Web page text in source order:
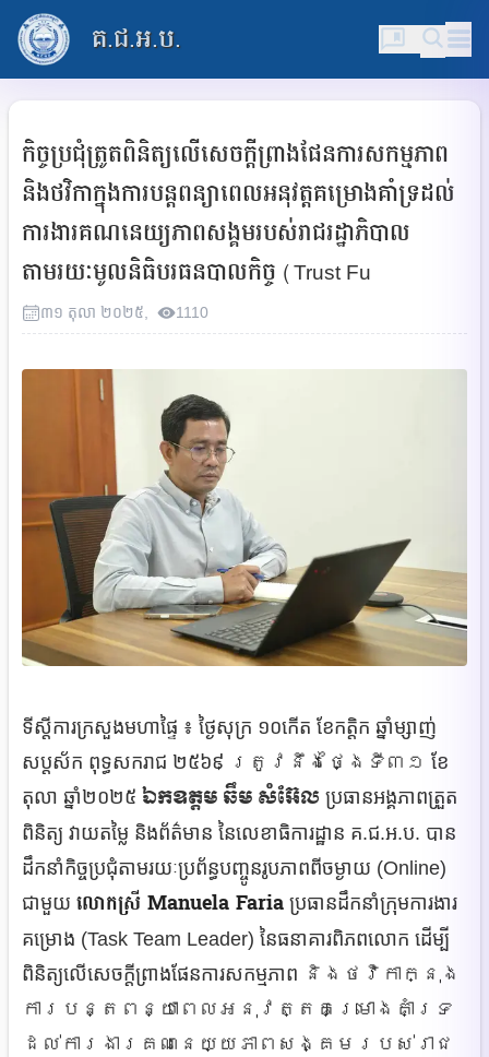
គ.ជ.អ.ប.
កិច្ចប្រជុំត្រូតពិនិត្យលើសេចក្តីព្រាងផែនការសកម្មភាព​
និង​ថវិកា​ក្នុងការ​បន្ត​ពន្យាពេល​អនុវត្ត​គម្រោង​គាំទ្រ​ដល់​
ការងារ​គណនេយ្យភាព​សង្គម​របស់​រាជរដ្ឋាភិបាល​
តាមរយៈ​មូលនិធិបរធនបាលកិច្ច (Trust Fu
៣១ តុលា ២០២៥ 1110
ទីស្តីការក្រសួងមហាផ្ទៃ ៖ ថ្ងៃសុក្រ ១០កើត ខែកត្តិក ឆ្នាំម្សាញ់
សប្តស័ក ពុទ្ធសករាជ ២៥៦៩ ត្រូវនឹងថ្ងៃទី៣១ ខែ
តុលា ឆ្នាំ២០២៥ ឯកឧត្តម ឆឹម សំអ៊ែល ប្រធានអង្គភាពត្រួត
ពិនិត្យ វាយតម្លៃ និងព័ត៌មាន នៃលេខាធិការដ្ឋាន គ.ជ.អ.ប. បាន
ដឹកនាំកិច្ចប្រជុំតាមរយៈប្រព័ន្ធបញ្ចូនរូបភាពពីចម្ងាយ (Online)
ជាមួយ លោកស្រី Manuela Faria ប្រធានដឹកនាំក្រុមការងារ
គម្រោង (Task Team Leader) នៃធនាគារពិភពលោក ដើម្បី
ពិនិត្យលើសេចក្តីព្រាងផែនការសកម្មភាព និង​ថវិកា​ក្នុង​
ការបន្ត​ពន្យា​ពេល​អនុវត្ត​គម្រោង​គាំទ្រ​
ដល់​ការងារ​គណនេយ្យ​ភាព​សង្គម​របស់​រាជ